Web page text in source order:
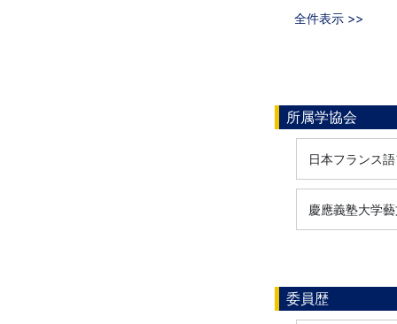
全件表示 >>
所属学協会
日本フランス
慶應義塾大学
委員歴